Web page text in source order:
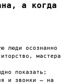
а когда
люди осознанно
мастера
показать;
и звонки — на